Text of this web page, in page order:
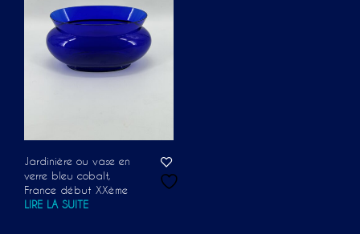
Jardinière ou vase en
verre bleu cobalt,
France début XXème
LIRE LA SUITE